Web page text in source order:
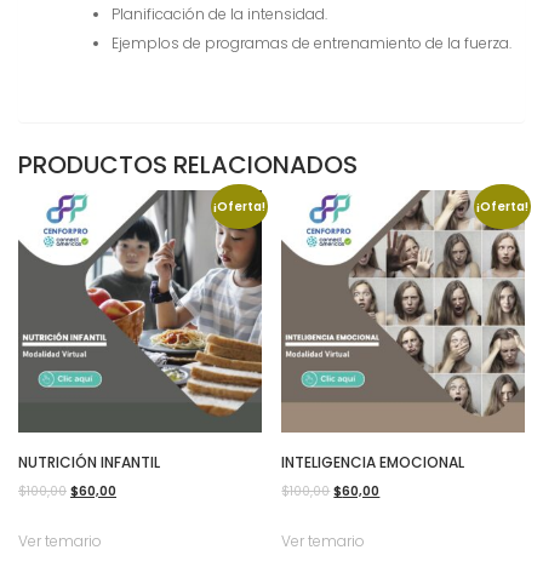
Planificación de la intensidad.
Ejemplos de programas de entrenamiento de la fuerza.
PRODUCTOS RELACIONADOS
¡Oferta!
NUTRICIÓN INFANTIL
$100,00 El
original
$60,00
Ver temario
¡Oferta!
INTELIGENCIA EMOCIONAL
$100,00 El
original
$60,00
Ver temario